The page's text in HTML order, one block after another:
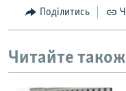
Поділитись
Читайте також